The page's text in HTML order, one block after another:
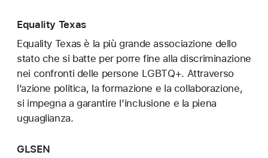
Equality Texas
Equality Texas è la più grande associazione dello
stato che si batte per porre fine alla discriminazione
nei confronti delle persone LGBTQ+. Attraverso
l’azione politica, la formazione e la collaborazione,
si impegna a garantire l’inclusione e la piena
uguaglianza.
GLSEN